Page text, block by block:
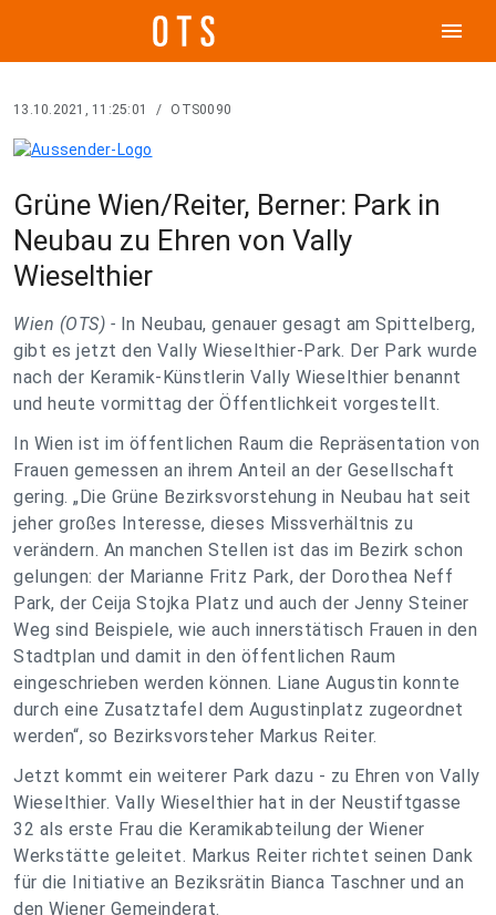
menu
13.10.2021, 11:25:01 / OTS0090
Grüne Wien/Reiter, Berner: Park in
Neubau zu Ehren von Vally
Wieselthier
Wien (OTS) - In Neubau, genauer gesagt am Spittelberg,
gibt es jetzt den Vally Wieselthier-Park. Der Park wurde
nach der Keramik-Künstlerin Vally Wieselthier benannt
und heute vormittag der Öffentlichkeit vorgestellt.
In Wien ist im öffentlichen Raum die Repräsentation von
Frauen gemessen an ihrem Anteil an der Gesellschaft
gering. „Die Grüne Bezirksvorstehung in Neubau hat seit
jeher großes Interesse, dieses Missverhältnis zu
verändern. An manchen Stellen ist das im Bezirk schon
gelungen: der Marianne Fritz Park, der Dorothea Neff
Park, der Ceija Stojka Platz und auch der Jenny Steiner
Weg sind Beispiele, wie auch innerstätisch Frauen in den
Stadtplan und damit in den öffentlichen Raum
eingeschrieben werden können. Liane Augustin konnte
durch eine Zusatztafel dem Augustinplatz zugeordnet
werden“, so Bezirksvorsteher Markus Reiter.
Jetzt kommt ein weiterer Park dazu - zu Ehren von Vally
Wieselthier. Vally Wieselthier hat in der Neustiftgasse
32 als erste Frau die Keramikabteilung der Wiener
Werkstätte geleitet. Markus Reiter richtet seinen Dank
für die Initiative an Beziksrätin Bianca Taschner und an
den Wiener Gemeinderat.